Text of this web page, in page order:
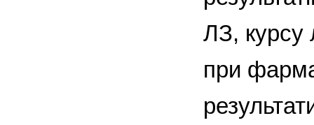
ЛЗ, курсу
при